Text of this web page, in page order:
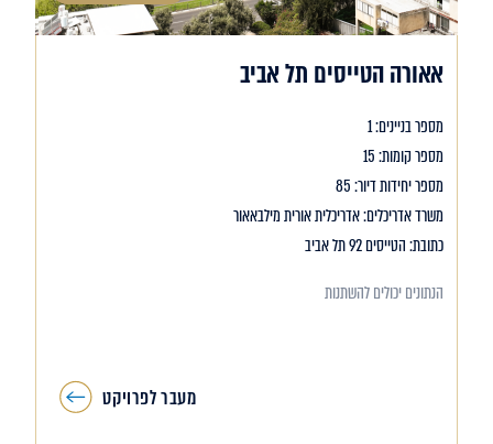
אאורה הטייסים תל אביב
מספר בניינים: 1
מספר קומות: 15
מספר יחידות דיור: 85
משרד אדריכלים: אדריכלית אורית מילבאאור
כתובת: הטייסים 92 תל אביב
הנתונים יכולים להשתנות
מעבר לפרויקט